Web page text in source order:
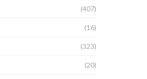
(407)
(16)
(323)
(20)